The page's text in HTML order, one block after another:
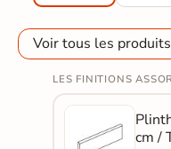
Voir tous les
LES FINITIONS
cm /